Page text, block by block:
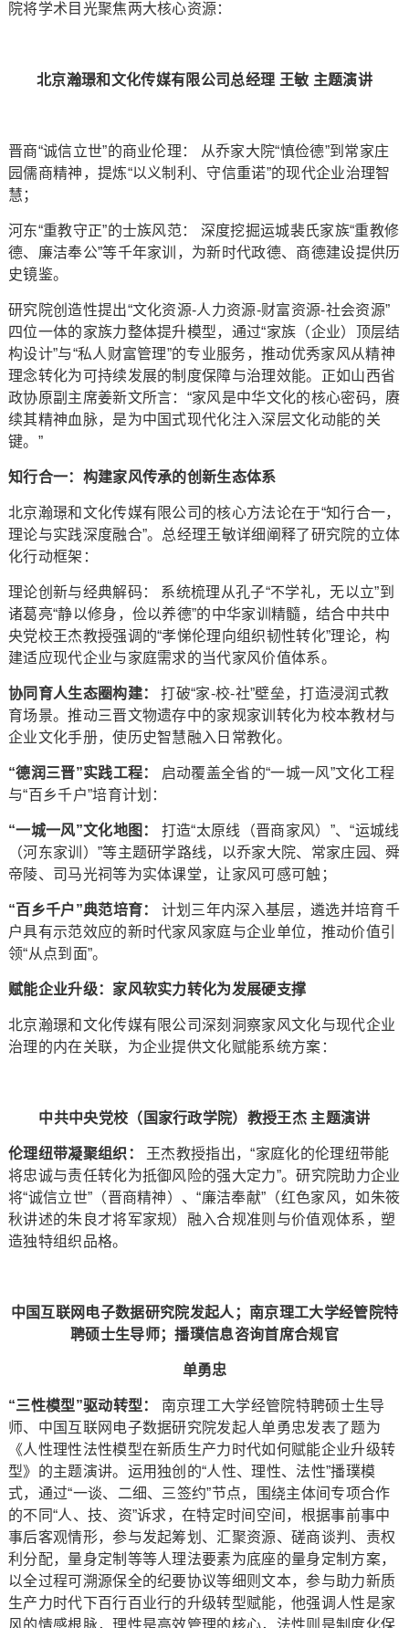
院将学术目光聚焦两大核心资源：
北京瀚璟和文化传媒有限公司总经理 王敏 主题演讲
晋商“诚信立世”的商业伦理： 从乔家大院“慎俭德”到常家庄
园儒商精神，提炼“以义制利、守信重诺”的现代企业治理智
慧；
河东“重教守正”的士族风范： 深度挖掘运城裴氏家族“重教修
德、廉洁奉公”等千年家训，为新时代政德、商德建设提供历
史镜鉴。
研究院创造性提出“文化资源-人力资源-财富资源-社会资源”
四位一体的家族力整体提升模型，通过“家族（企业）顶层结
构设计”与“私人财富管理”的专业服务，推动优秀家风从精神
理念转化为可持续发展的制度保障与治理效能。正如山西省
政协原副主席姜新文所言：“家风是中华文化的核心密码，赓
续其精神血脉，是为中国式现代化注入深层文化动能的关
键。”
知行合一：构建家风传承的创新生态体系
北京瀚璟和文化传媒有限公司的核心方法论在于“知行合一，
理论与实践深度融合”。总经理王敏详细阐释了研究院的立体
化行动框架：
理论创新与经典解码： 系统梳理从孔子“不学礼，无以立”到
诸葛亮“静以修身，俭以养德”的中华家训精髓，结合中共中
央党校王杰教授强调的“孝悌伦理向组织韧性转化”理论，构
建适应现代企业与家庭需求的当代家风价值体系。
协同育人生态圈构建：
打破“家-校-社”壁垒，打造浸润式教
育场景。推动三晋文物遗存中的家规家训转化为校本教材与
企业文化手册，使历史智慧融入日常教化。
“德润三晋”实践工程： 启动覆盖全省的“一城一风”文化工程
与“百乡千户”培育计划：
“一城一风”文化地图： 打造“太原线（晋商家风）”、“运城线
（河东家训）”等主题研学路线，以乔家大院、常家庄园、舜
帝陵、司马光祠等为实体课堂，让家风可感可触；
“百乡千户”典范培育：
计划三年内深入基层，遴选并培育千
户具有示范效应的新时代家风家庭与企业单位，推动价值引
领“从点到面”。
赋能企业升级：家风软实力转化为发展硬支撑
北京瀚璟和文化传媒有限公司深刻洞察家风文化与现代企业
治理的内在关联，为企业提供文化赋能系统方案：
中共中央党校（国家行政学院）教授王杰 主题演讲
伦理纽带凝聚组织：
王杰教授指出，“家庭化的伦理纽带能
将忠诚与责任转化为抵御风险的强大定力”。研究院助力企业
将“诚信立世”（晋商精神）、“廉洁奉献”（红色家风，如朱筱
秋讲述的朱良才将军家规）融入合规准则与价值观体系，塑
造独特组织品格。
中国互联网电子数据研究院发起人；南京理工大学经管院特
聘硕士生导师；播璞信息咨询首席合规官
单勇忠
“三性模型”驱动转型：
南京理工大学经管院特聘硕士生导
师、中国互联网电子数据研究院发起人单勇忠发表了题为
《人性理性法性模型在新质生产力时代如何赋能企业升级转
型》的主题演讲。运用独创的“人性、理性、法性”播璞模
式，通过“一谈、二细、三签约”节点，围绕主体间专项合作
的不同“人、技、资”诉求，在特定时间空间，根据事前事中
事后客观情形，参与发起筹划、汇聚资源、磋商谈判、责权
利分配，量身定制等等人理法要素为底座的量身定制方案，
以全过程可溯源保全的纪要协议等细则文本，参与助力新质
生产力时代下百行百业行的升级转型赋能，他强调人性是家
风的情感根脉，理性是高效管理的核心，法性则是制度化保